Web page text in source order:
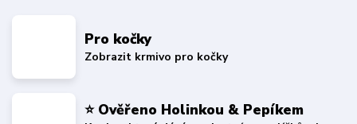
Pro kočky
Zobrazit krmivo pro kočky
⭐ Ověřeno Holinkou & Pepíkem